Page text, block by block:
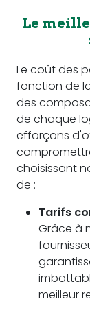
Le
Le coût des
fonction de
des
de chaque
efforçons
choisissant
de :
Tarifs
Grâce à
meilleur